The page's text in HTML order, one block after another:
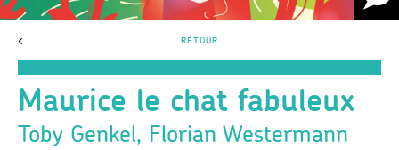
< RETOUR
Maurice le chat fabuleux
Toby Genkel, Florian Westermann